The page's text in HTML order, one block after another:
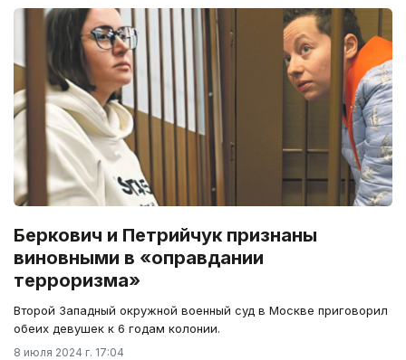
Беркович и Петрийчук признаны
виновными в «оправдании
терроризма»
Второй Западный окружной военный суд в Москве приговорил
обеих девушек к 6 годам колонии.
8 июля 2024 г. 17:04